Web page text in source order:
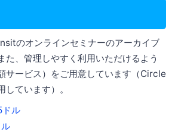
のオンラインセミナーのアーカイブ
た、管理しやすく利用いただけるよう
サービス）をご用意しています（Circle
ています）。
ル